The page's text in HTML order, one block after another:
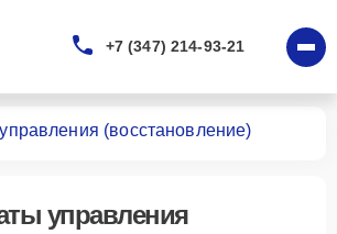
+7 (347) 214-93-21
(восстановление)
управления